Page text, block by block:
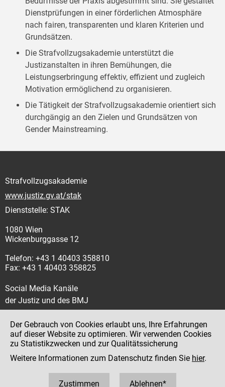
Dienstprüfungen in einer förderlichen Atmosphäre
nach fairen, transparenten und klaren Kriterien und
Grundsätzen.
Die Strafvollzugsakademie unterstützt die
Justizanstalten in ihren Bemühungen, die
Leistungserbringung effektiv, effizient und zugleich
Motivation ermöglichend zu organisieren.
Die Tätigkeit der Strafvollzugsakademie orientiert sich
durchgängig an den Zielen und Grundsätzen von
Gender Mainstreaming.
Strafvollzugsakademie
www.justiz.gv.at/stak
Dienststelle: STAK
1080 Wien
Wickenburggasse 12
Telefon: +43 1 40403 358810
Fax: +43 1 40403 358825
Social Media Kanäle
der Justiz und des BMJ
Impressum
Datenschutz
Der Gebrauch von Cookies erlaubt uns, Ihre Erfahrungen
auf dieser Website zu optimieren. Wir verwenden Cookies
zu Statistikzwecken und zur Qualitätssicherung
Weitere Informationen zum Datenschutz finden Sie hier.
Zustimmen Ablehnen*